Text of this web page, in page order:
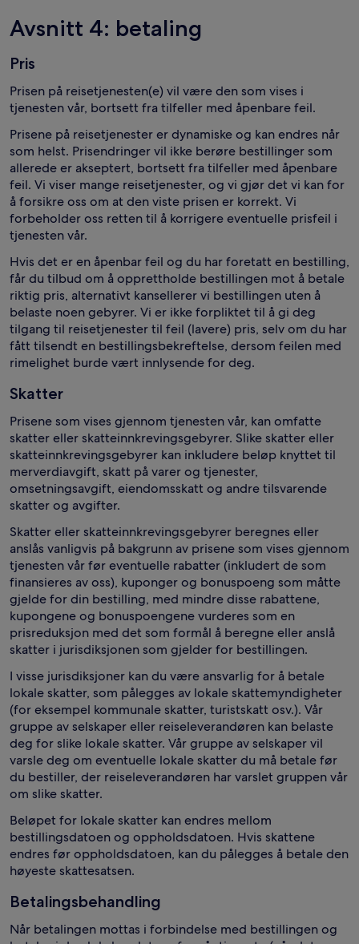
Avsnitt 4: betaling
Pris
Prisen på reisetjenesten(e) vil være den som vises i
tjenesten vår, bortsett fra tilfeller med åpenbare feil.
Prisene på reisetjenester er dynamiske og kan endres når
som helst. Prisendringer vil ikke berøre bestillinger som
allerede er akseptert, bortsett fra tilfeller med åpenbare
feil. Vi viser mange reisetjenester, og vi gjør det vi kan for
å forsikre oss om at den viste prisen er korrekt. Vi
forbeholder oss retten til å korrigere eventuelle prisfeil i
tjenesten vår.
Hvis det er en åpenbar feil og du har foretatt en bestilling,
får du tilbud om å opprettholde bestillingen mot å betale
riktig pris, alternativt kansellerer vi bestillingen uten å
belaste noen gebyrer. Vi er ikke forpliktet til å gi deg
tilgang til reisetjenester til feil (lavere) pris, selv om du har
fått tilsendt en bestillingsbekreftelse, dersom feilen med
rimelighet burde vært innlysende for deg.
Skatter
Prisene som vises gjennom tjenesten vår, kan omfatte
skatter eller skatteinnkrevingsgebyrer. Slike skatter eller
skatteinnkrevingsgebyrer kan inkludere beløp knyttet til
merverdiavgift, skatt på varer og tjenester,
omsetningsavgift, eiendomsskatt og andre tilsvarende
skatter og avgifter.
Skatter eller skatteinnkrevingsgebyrer beregnes eller
anslås vanligvis på bakgrunn av prisene som vises gjennom
tjenesten vår før eventuelle rabatter (inkludert de som
finansieres av oss), kuponger og bonuspoeng som måtte
gjelde for din bestilling, med mindre disse rabattene,
kupongene og bonuspoengene vurderes som en
prisreduksjon med det som formål å beregne eller anslå
skatter i jurisdiksjonen som gjelder for bestillingen.
I visse jurisdiksjoner kan du være ansvarlig for å betale
lokale skatter, som pålegges av lokale skattemyndigheter
(for eksempel kommunale skatter, turistskatt osv.). Vår
gruppe av selskaper eller reiseleverandøren kan belaste
deg for slike lokale skatter. Vår gruppe av selskaper vil
varsle deg om eventuelle lokale skatter du må betale før
du bestiller, der reiseleverandøren har varslet gruppen vår
om slike skatter.
Beløpet for lokale skatter kan endres mellom
bestillingsdatoen og oppholdsdatoen. Hvis skattene
endres før oppholdsdatoen, kan du pålegges å betale den
høyeste skattesatsen.
Betalingsbehandling
Når betalingen mottas i forbindelse med bestillingen og